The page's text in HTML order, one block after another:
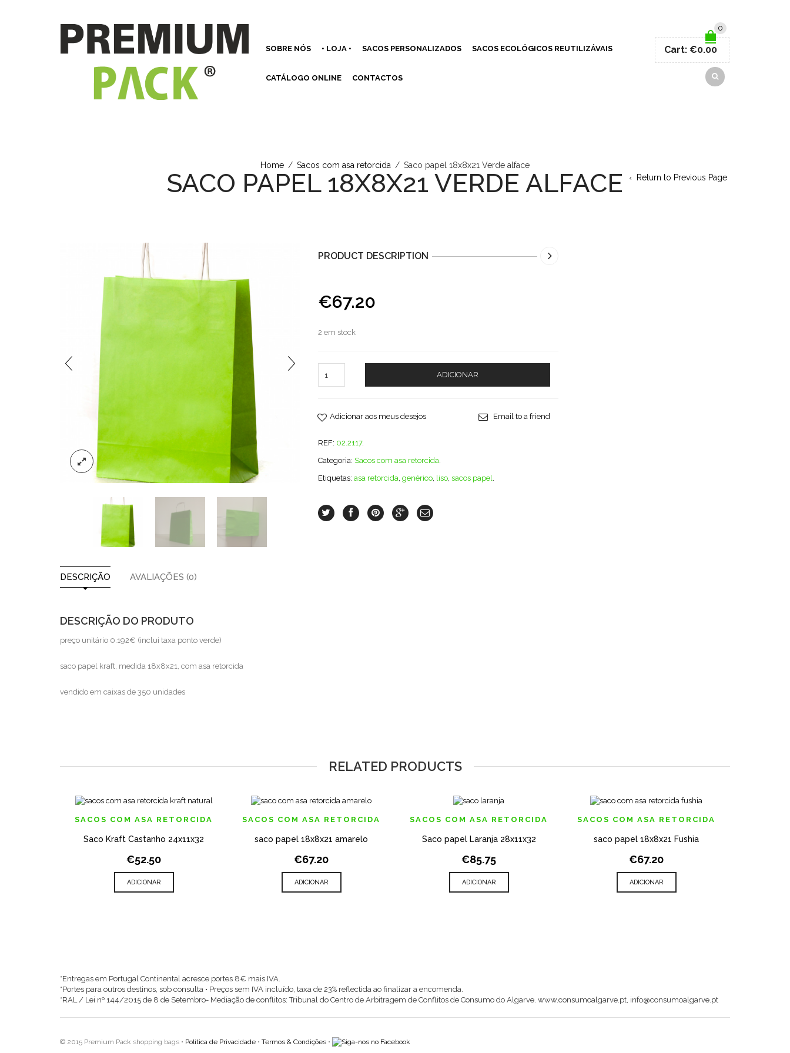
SOBRE NÓS • LOJA • SACOS PERSONALIZADOS SACOS ECOLÓGICOS REUTILIZÁVAIS
CATÁLOGO ONLINE CONTACTOS
0
Cart: €0.00
Home / Sacos com asa retorcida / Saco papel 18x8x21 Verde alface
SACO PAPEL 18X8X21 VERDE ALFACE Return to Previous Page
PRODUCT DESCRIPTION
€67.20
2 em stock
ADICIONAR
Adicionar aos meus desejos Email to a friend
REF: 02.2117.
Categoria: Sacos com asa retorcida.
Etiquetas: asa retorcida, genérico, liso, sacos papel.
DESCRIÇÃO AVALIAÇÕES (0)
DESCRIÇÃO DO PRODUTO
preço unitário 0.192€ (inclui taxa ponto verde)
saco papel kraft, medida 18x8x21, com asa retorcida
vendido em caixas de 350 unidades
RELATED PRODUCTS
ADICIONAR AOS MEUS DESEJOS
QUICK VIEW
SACOS COM ASA RETORCIDA
Saco Kraft Castanho 24x11x32
€52.50
ADICIONAR
ADICIONAR AOS MEUS DESEJOS
QUICK VIEW
SACOS COM ASA RETORCIDA
saco papel 18x8x21 amarelo
€67.20
ADICIONAR
ADICIONAR AOS MEUS DESEJOS
QUICK VIEW
SACOS COM ASA RETORCIDA
Saco papel Laranja 28x11x32
€85.75
ADICIONAR
ADICIONAR AOS MEUS DESEJOS
QUICK VIEW
SACOS COM ASA RETORCIDA
saco papel 18x8x21 Fushia
€67.20
ADICIONAR
*Entregas em Portugal Continental acresce portes 8€ mais IVA.
*Portes para outros destinos, sob consulta • Preços sem IVA incluído, taxa de 23% reflectida ao finalizar a encomenda.
*RAL / Lei nº 144/2015 de 8 de Setembro- Mediação de conflitos: Tribunal do Centro de Arbitragem de Conflitos de Consumo do Algarve. www.consumoalgarve.pt, info@consumoalgarve.pt
© 2015 Premium Pack shopping bags • Política de Privacidade • Termos & Condições •